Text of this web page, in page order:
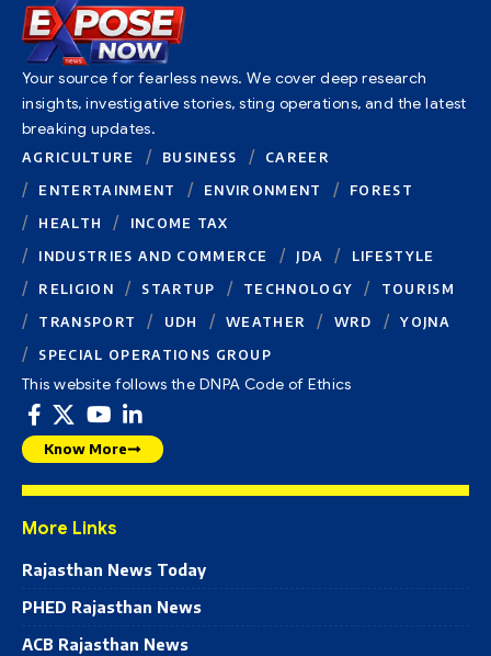
Your source for fearless news. We cover deep research
insights, investigative stories, sting operations, and the latest
breaking updates.
AGRICULTURE BUSINESS
CAREER
ENTERTAINMENT
ENVIRONMENT
FOREST
HEALTH
INCOME TAX
INDUSTRIES AND COMMERCE
JDA
LIFESTYLE
RELIGION
STARTUP TECHNOLOGY
TOURISM
TRANSPORT
UDH WEATHER WRD
YOJNA
SPECIAL OPERATIONS GROUP
This website follows the DNPA Code of Ethics
Know More
More Links
Rajasthan News Today
PHED Rajasthan News
ACB Rajasthan News